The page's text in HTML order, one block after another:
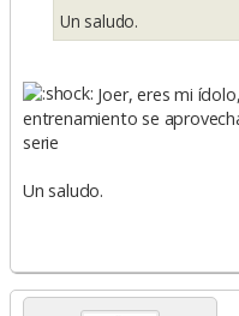
Un saludo.
Joer, eres mi
entrenamiento se
serie
Un saludo.